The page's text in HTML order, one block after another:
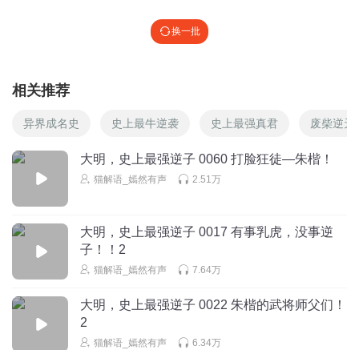
换一批
相关推荐
异界成名史 史上最牛逆袭 史上最强真君 废柴逆天
大明，史上最强逆子 0060 打脸狂徒—朱楷！
猫解语_嫣然有声 2.51万
大明，史上最强逆子 0017 有事乳虎，没事逆
子！！2
猫解语_嫣然有声 7.64万
大明，史上最强逆子 0022 朱楷的武将师父们！
2
猫解语_嫣然有声 6.34万